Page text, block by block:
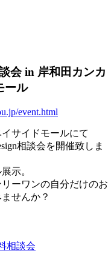
会 in 岸和田カンカ
ール
event.html
サイドモールにて
相談会を開催致しま
示。
ーワンの自分だけのお
せんか？
相談会